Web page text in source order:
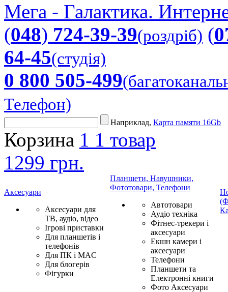
Мега - Галактика.
(048) 724-39-39(роздріб) (
64-45(студія)
0 800 505-499
Телефон)
Наприклад, Карта памяти 16Gb
Корзина 1 1 товар
1299 грн.
Аксесуари
Аксесуари для
ТВ, аудіо, відео
Ігрові приставки
Для планшетів і
телефонів
Для ПК і MAC
Для блогерів
Фігурки
Планшети, Навушники,
Фототовари, Телефони
Автотовари
Аудіо техніка
Фітнес-трекери і
аксесуари
Екшн камери і
аксесуари
Телефони
Планшети та
Електронні книги
Фото Аксесуари